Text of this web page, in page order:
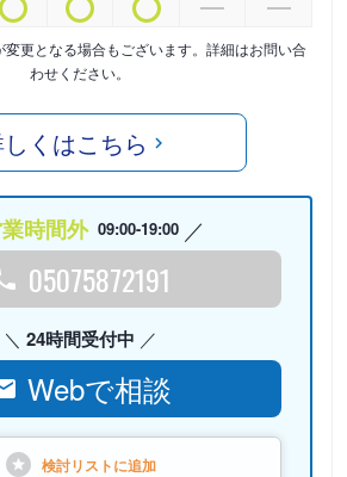
更となる場合もございます。詳細はお問い合
わせください。
くはこちら
時間外 09:00-19:00
05075872191
24時間受付中
Webで相談
検討リストに追加